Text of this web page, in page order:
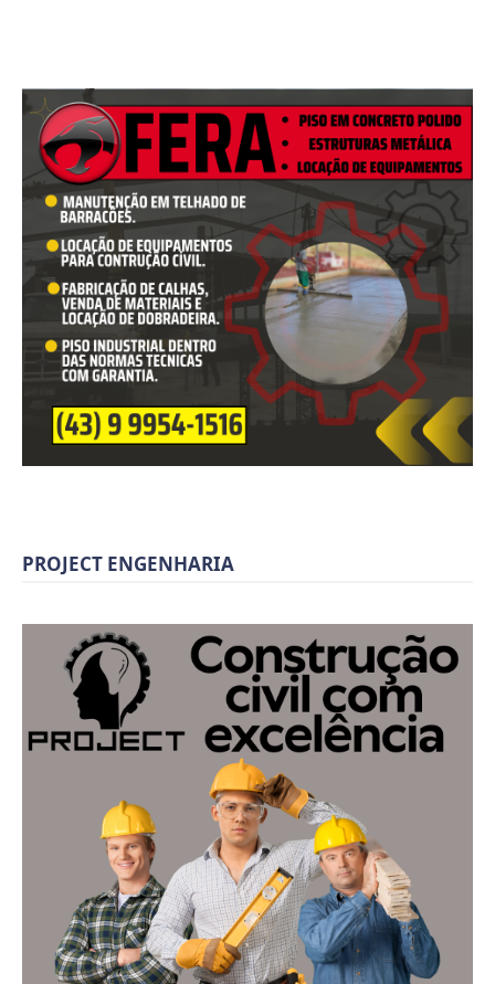
PROJECT ENGENHARIA